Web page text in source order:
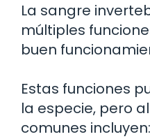
La sangre
múltiples
buen
Estas funciones
la especie, pero
comunes incluyen: